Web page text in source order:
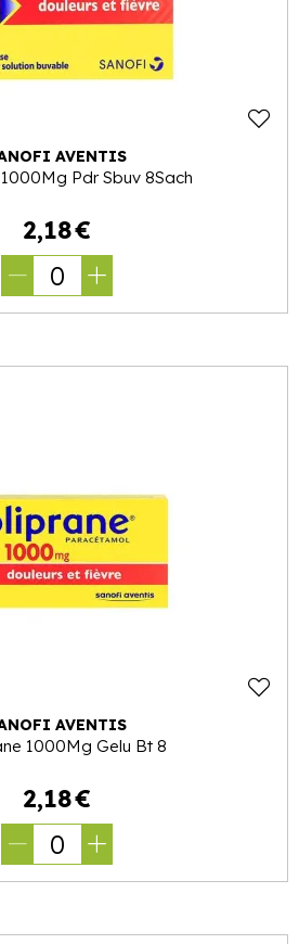
AVENTIS
Pdr Sbuv 8Sach
2,18€
0
AVENTIS
1000Mg Gelu Bt 8
2,18€
0